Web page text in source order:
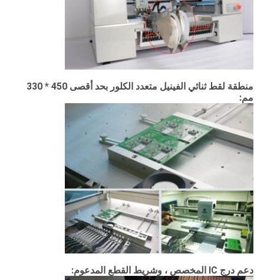
منطقة لقط ثنائي الفينيل متعدد الكلور بحد أقصى 450 * 330
مم:
دعم درج IC المخصص ، وشريط القطع المدعوم: